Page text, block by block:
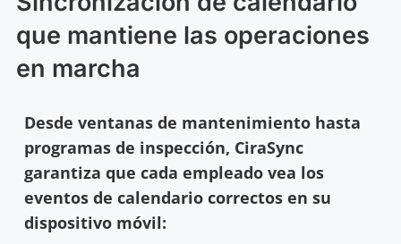
que mantiene las operaciones
en marcha
Desde ventanas de mantenimiento hasta
programas de inspección, CiraSync
garantiza que cada empleado vea los
eventos de calendario correctos en su
dispositivo móvil: